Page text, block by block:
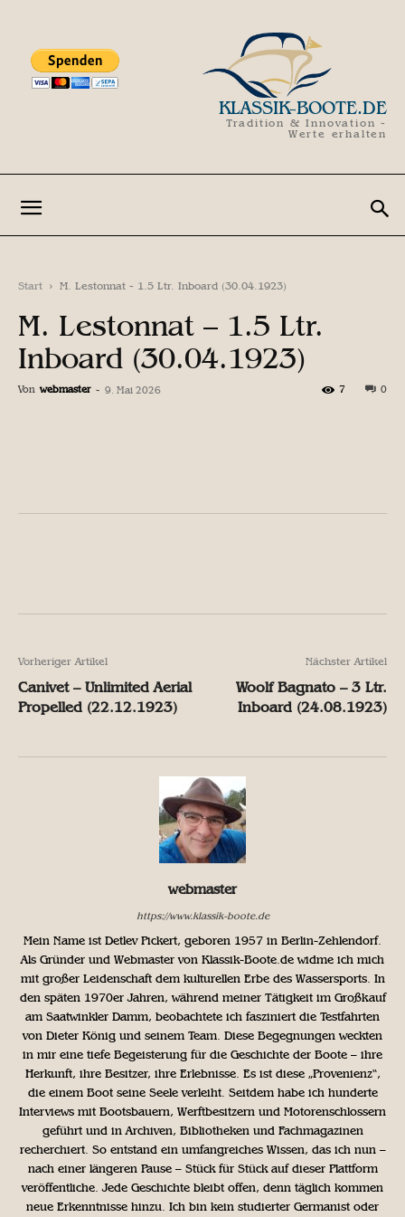
KLASSIK-BOOTE.DE
Tradition & Innovation -
Werte erhalten
Start M. Lestonnat - 1.5 Ltr. Inboard (30.04.1923)
M. Lestonnat – 1.5 Ltr.
Inboard (30.04.1923)
Von webmaster - 9. Mai 2026 0
7
Vorheriger Artikel
Canivet – Unlimited Aerial
Propelled (22.12.1923)
Nächster Artikel
Woolf Bagnato – 3 Ltr.
Inboard (24.08.1923)
webmaster
https://www.klassik-boote.de
Mein Name ist Detlev Pickert, geboren 1957 in Berlin-Zehlendorf.
Als Gründer und Webmaster von Klassik-Boote.de widme ich mich
mit großer Leidenschaft dem kulturellen Erbe des Wassersports. In
den späten 1970er Jahren, während meiner Tätigkeit im Großkauf
am Saatwinkler Damm, beobachtete ich fasziniert die Testfahrten
von Dieter König und seinem Team. Diese Begegnungen weckten
in mir eine tiefe Begeisterung für die Geschichte der Boote – ihre
Herkunft, ihre Besitzer, ihre Erlebnisse. Es ist diese „Provenienz“,
die einem Boot seine Seele verleiht. Seitdem habe ich hunderte
Interviews mit Bootsbauern, Werftbesitzern und Motorenschlossern
geführt und in Archiven, Bibliotheken und Fachmagazinen
recherchiert. So entstand ein umfangreiches Wissen, das ich nun –
nach einer längeren Pause – Stück für Stück auf dieser Plattform
veröffentliche. Jede Geschichte bleibt offen, denn täglich kommen
neue Erkenntnisse hinzu. Ich bin kein studierter Germanist oder